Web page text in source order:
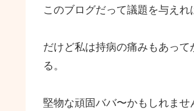
このブログだって議題を与えれ
だけど私は持病の痛みもあっ
る。
堅物な頑固ババ〜かもしれませ